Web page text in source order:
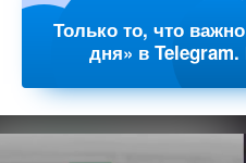
Только то, что
дня» в